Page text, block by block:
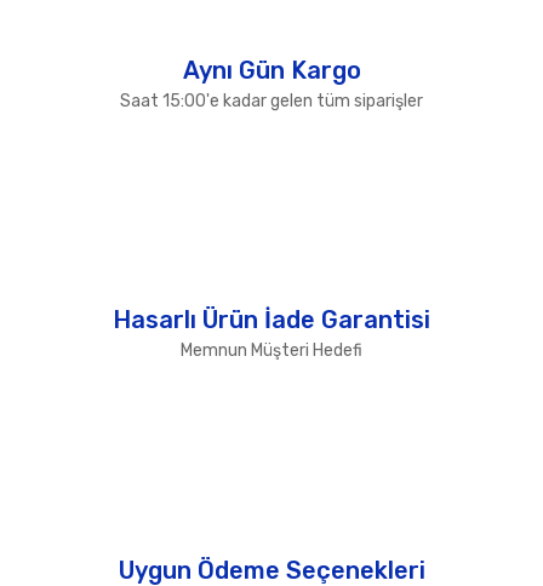
Aynı Gün Kargo
Saat 15:00'e kadar gelen tüm siparişler
Hasarlı Ürün İade Garantisi
Memnun Müşteri Hedefi
Uygun Ödeme Seçenekleri